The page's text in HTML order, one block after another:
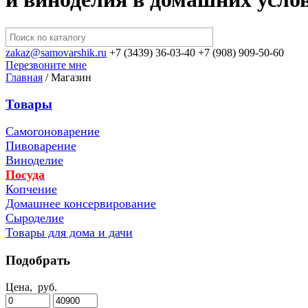
zakaz@samovarshik.ru +7 (3439) 36-03-40 +7 (908) 909-50-60
Перезвоните мне
Главная / Магазин
Товары
Самогоноварение
Пивоварение
Виноделие
Посуда
Копчение
Домашнее консервирование
Сыроделие
Товары для дома и дачи
Подобрать
Цена, руб.